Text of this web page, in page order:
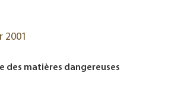
2001
des matières dangereuses